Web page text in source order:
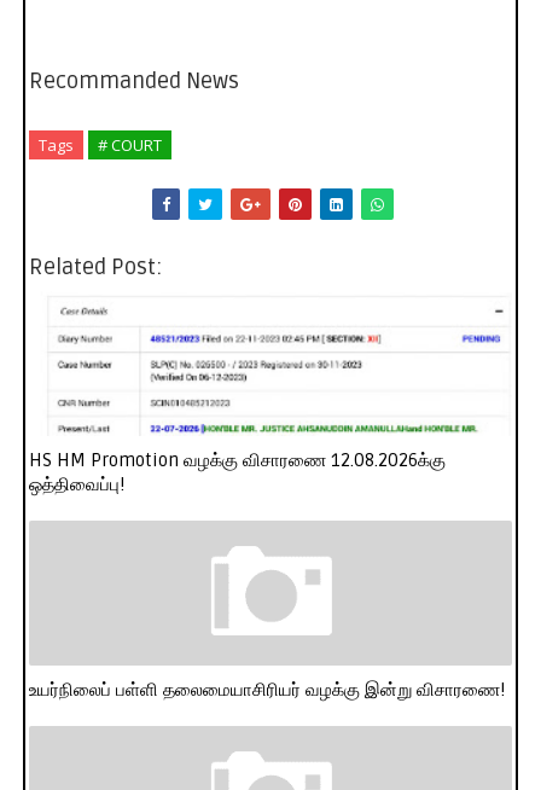
Recommanded News
Tags # COURT
Related Post:
HS HM Promotion வழக்கு விசாரணை 12.08.2026க்கு
ஒத்திவைப்பு!
உயர்நிலைப் பள்ளி தலைமையாசிரியர் வழக்கு இன்று விசாரணை!